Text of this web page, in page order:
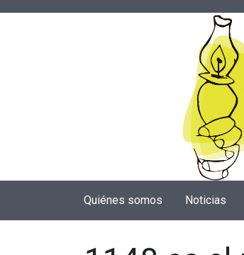
Quiénes somos Noticias